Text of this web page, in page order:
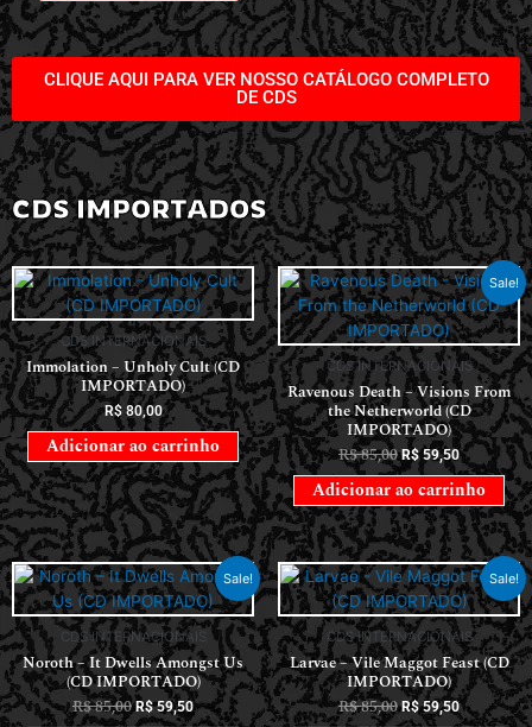
CLIQUE AQUI PARA VER NOSSO CATÁLOGO COMPLETO
DE CDS
CDS IMPORTADOS
CDS INTERNACIONAIS
Immolation – Unholy Cult (CD
IMPORTADO)
R$80,00
Adicionar ao carrinho
Sale!
CDS INTERNACIONAIS
Ravenous Death – Visions From
the Netherworld (CD
IMPORTADO)
R$85,00 R$59,50
Adicionar ao carrinho
Sale!
CDS INTERNACIONAIS
Noroth – It Dwells Amongst Us
(CD IMPORTADO)
R$85,00 R$59,50
Sale!
CDS INTERNACIONAIS
Larvae – Vile Maggot Feast (CD
IMPORTADO)
R$85,00 R$59,50